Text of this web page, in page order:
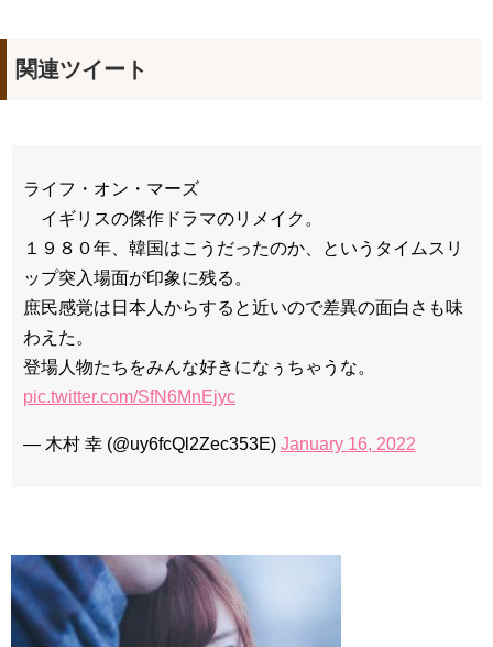
ハン・ヘジン 한혜진 – Still We (여전히 우리는)
「ライフ・ オン・ マーズ」2019年11月2日TSUTAYAにて先行
レンタル開始！
(ENG SUB) Behind The Scene Hyun Bin 현빈❤️ 손예진 Son Ye
Jin-Crash Landing On You/ヒョンビン❤️ソンイェジン / エンジョイ❕
ユン・ギュンサン、番組にも登場した愛猫が急死…イ・ソンギ
ョンら同僚芸能人から慰めの言葉が続々 – Taka News
キングを一部公開（DVD-SET2特典映像より）
「まず熱く掃除せよ」女優キム・ユジョン、「健康がとても回
復…痩せたのはソン・ジェリムのせい!? 」 (11/26)
キム・ユジョン、美しいセルフショットで近況を伝える“会いた
いでしょ？” Big News TV
[Fan MV]七日の王妃(7일의 왕비)OST – 정기고 (Junggigo) – 그
리고 그려도 (Miss You In My Heart)
俳優カン・ギヨン、突然の熱愛宣言…「キム秘書がなぜそう
か」出演で話題 Big News TV
関連ツイート
ライフ・オン・マーズ
イギリスの傑作ドラマのリメイク。
１９８０年、韓国はこうだったのか、というタイムスリ
ップ突入場面が印象に残る。
庶民感覚は日本人からすると近いので差異の面白さも味
わえた。
登場人物たちをみんな好きになぅちゃうな。
pic.twitter.com/SfN6MnEjyc
— 木村 幸 (@uy6fcQl2Zec353E) January 16, 2022